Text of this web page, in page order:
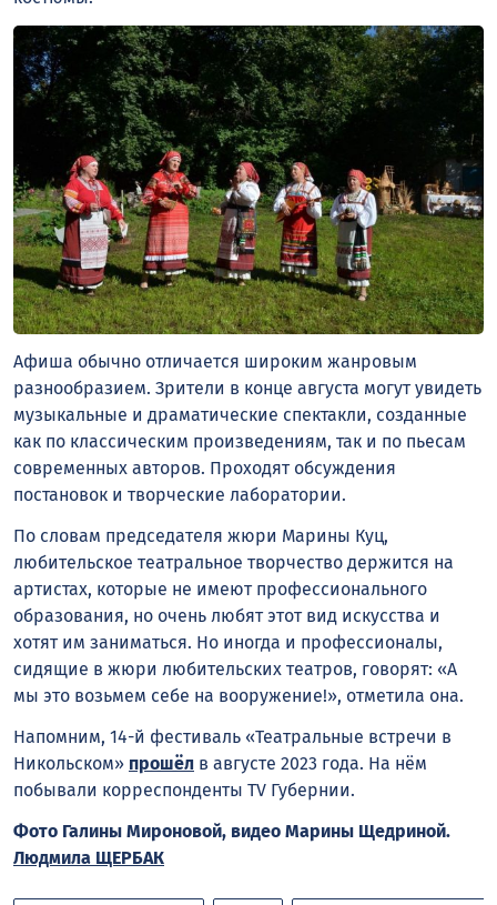
Афиша обычно отличается широким жанровым
разнообразием. Зрители в конце августа могут увидеть
музыкальные и драматические спектакли, созданные
как по классическим произведениям, так и по пьесам
современных авторов. Проходят обсуждения
постановок и творческие лаборатории.
По словам председателя жюри Марины Куц,
любительское театральное творчество держится на
артистах, которые не имеют профессионального
образования, но очень любят этот вид искусства и
хотят им заниматься. Но иногда и профессионалы,
сидящие в жюри любительских театров, говорят: «А
мы это возьмем себе на вооружение!», отметила она.
Напомним, 14-й фестиваль «Театральные встречи в
Никольском» прошёл в августе 2023 года. На нём
побывали корреспонденты TV Губернии.
Фото Галины Мироновой, видео Марины Щедриной.
Людмила ЩЕРБАК